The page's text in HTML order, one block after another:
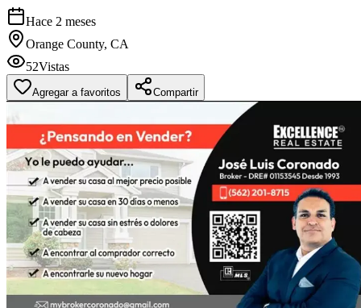
Hace 2 meses
Orange County, CA
52Vistas
Agregar a favoritos Compartir